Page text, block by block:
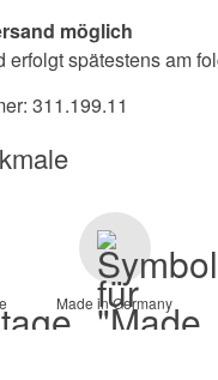
möglich
erfolgt spätestens am
311.199.11
Made in Germany